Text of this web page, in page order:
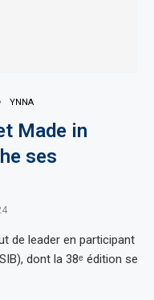
YNNA
Made in
ses
de leader en participant
dont la 38ᵉ édition se